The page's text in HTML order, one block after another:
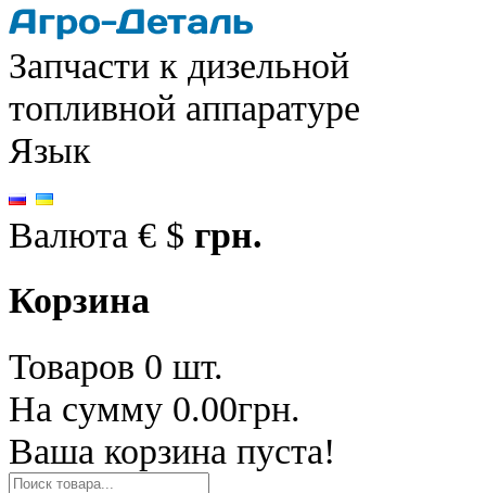
Запчасти к дизельной
топливной аппаратуре
Язык
Валюта € $ грн.
Корзина
Товаров 0 шт.
На сумму 0.00грн.
Ваша корзина пуста!